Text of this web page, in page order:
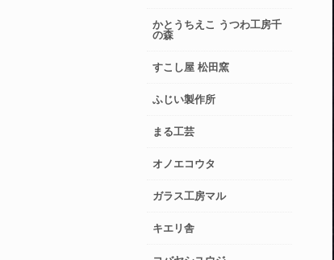
かとうちえこ うつわ工房千
の森
すこし屋 松田窯
ふじい製作所
まる工芸
オノエコウタ
ガラス工房マル
キエリ舎